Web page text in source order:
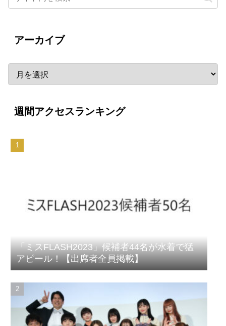
アーカイブ
週間アクセスランキング
「ミスFLASH2023」候補者44名が水着で猛
アピール！【出席者全員掲載】